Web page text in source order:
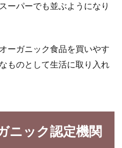
...
ーパーでも並ぶようになり
ーガニック食品を買いやす
ものとして生活に取り入れ
ニック認定機関